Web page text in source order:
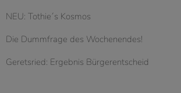
NEU: Tothie´s Kosmos
Die Dummfrage des Wochenendes!
Geretsried: Ergebnis Bürgerentscheid